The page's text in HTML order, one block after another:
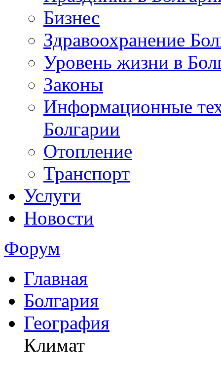
Бизнес
Здравоохранение
Уровень жизни в
Законы
Информационные
Болгарии
Отопление
Транспорт
Услуги
Новости
Форум
Главная
Болгария
География
Климат